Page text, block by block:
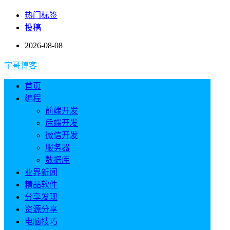
热门标签
投稿
2026-08-08
宇哥博客
首页
编程
前端开发
后端开发
微信开发
服务器
数据库
业界新闻
精品软件
分享发现
资源分享
电脑技巧